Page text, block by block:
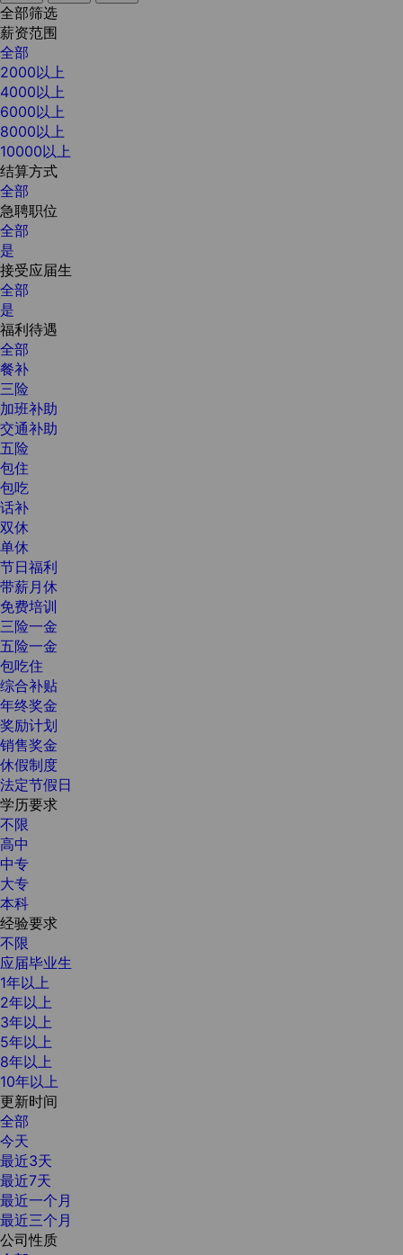
全部筛选
薪资范围
全部
2000以上
4000以上
6000以上
8000以上
10000以上
结算方式
全部
急聘职位
全部
是
接受应届生
全部
是
福利待遇
全部
餐补
三险
加班补助
交通补助
五险
包住
包吃
话补
双休
单休
节日福利
带薪月休
免费培训
三险一金
五险一金
包吃住
综合补贴
年终奖金
奖励计划
销售奖金
休假制度
法定节假日
学历要求
不限
高中
中专
大专
本科
经验要求
不限
应届毕业生
1年以上
2年以上
3年以上
5年以上
8年以上
10年以上
更新时间
全部
今天
最近3天
最近7天
最近一个月
最近三个月
公司性质